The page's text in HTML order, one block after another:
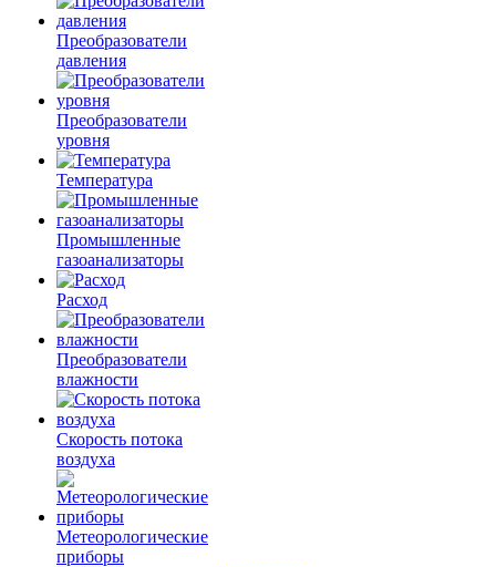
Преобразователи
давления
Преобразователи
уровня
Температура
Промышленные
газоанализаторы
Расход
Преобразователи
влажности
Скорость потока
воздуха
Метеорологические
приборы